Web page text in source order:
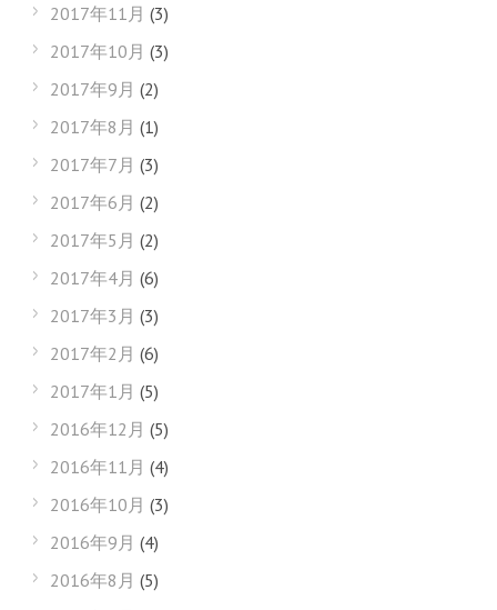
2017年11月 (3)
2017年10月 (3)
2017年9月 (2)
2017年8月 (1)
2017年7月 (3)
2017年6月 (2)
2017年5月 (2)
2017年4月 (6)
2017年3月 (3)
2017年2月 (6)
2017年1月 (5)
2016年12月 (5)
2016年11月 (4)
2016年10月 (3)
2016年9月 (4)
2016年8月 (5)